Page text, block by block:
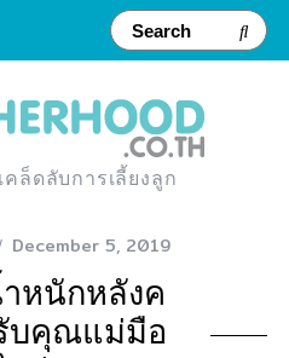
ล็ดลับการเลี้ยงลูก
December 5, 2019
หนักหลังค
บคุณแม่มือ